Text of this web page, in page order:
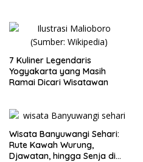
7 Kuliner Legendaris
Yogyakarta yang Masih
Ramai Dicari Wisatawan
Wisata Banyuwangi Sehari:
Rute Kawah Wurung,
Djawatan, hingga Senja di